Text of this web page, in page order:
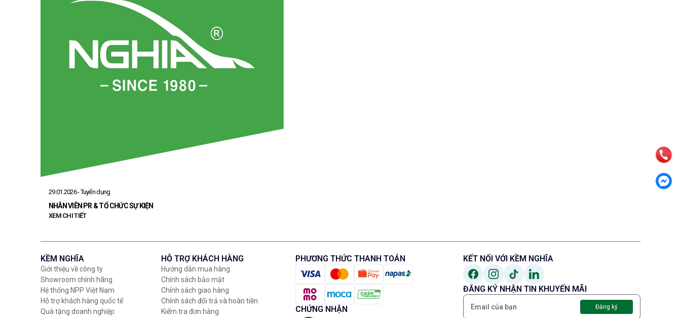
29.01.2026 - Tuyển dụng
NHÂN VIÊN PR & TỔ CHỨC SỰ KIỆN
XEM CHI TIẾT
29.01.2026
KỀM NGHĨA
Giới thiệu về công ty
Showroom chính hãng
Hệ thống NPP Việt Nam
Hỗ trợ khách hàng quốc tế
Quà tặng doanh nghiệp
HỖ TRỢ KHÁCH HÀNG
Hướng dẫn mua hàng
Chính sách bảo mật
Chính sách giao hàng
Chính sách đổi trả và hoàn tiền
Kiểm tra đơn hàng
PHƯƠNG THỨC THANH TOÁN
CHỨNG NHẬN
KẾT NỐI VỚI KỀM NGHĨA
ĐĂNG KÝ NHẬN TIN KHUYẾN MÃI
Đăng ký